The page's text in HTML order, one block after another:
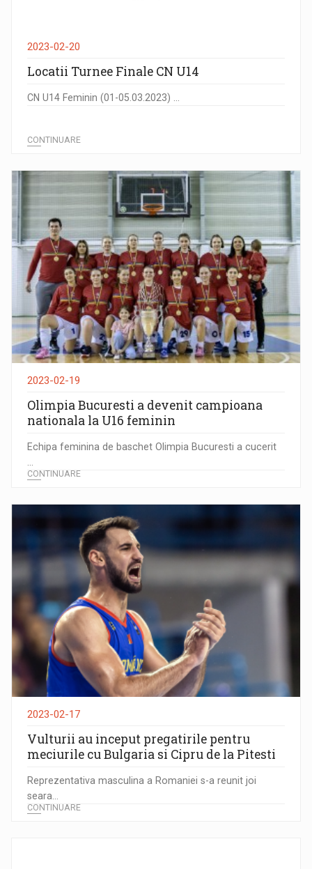
2023-02-20
Locatii Turnee Finale CN U14
CN U14 Feminin (01-05.03.2023) ...
CONTINUARE
2023-02-19
Olimpia Bucuresti a devenit campioana
nationala la U16 feminin
Echipa feminina de baschet Olimpia Bucuresti a cucerit
CONTINUARE
2023-02-17
Vulturii au inceput pregatirile pentru
meciurile cu Bulgaria si Cipru de la Pitesti
Reprezentativa masculina a Romaniei s-a reunit joi
seara...
CONTINUARE